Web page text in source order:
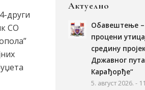
други
СО
Актуелно
Обавештење –
процени
средину
Државног
Карађорђе“
5. август 2026. -